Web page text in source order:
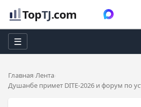
TopTJ.com
☰
Главная Лента
Душанбе примет DITE-2026 и форум по